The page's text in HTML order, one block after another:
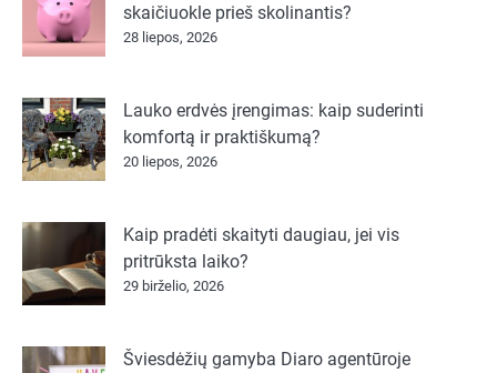
skaičiuokle prieš skolinantis?
28 liepos, 2026
Lauko erdvės įrengimas: kaip suderinti
komfortą ir praktiškumą?
20 liepos, 2026
Kaip pradėti skaityti daugiau, jei vis
pritrūksta laiko?
29 birželio, 2026
Šviesdėžių gamyba Diaro agentūroje